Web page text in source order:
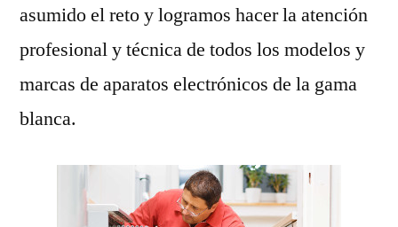
asumido el reto y logramos hacer la atención
profesional y técnica de todos los modelos y
marcas de aparatos electrónicos de la gama
blanca.